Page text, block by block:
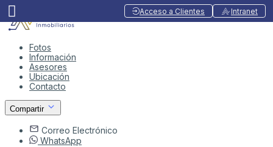
Acceso a Clientes Intranet
Fotos
Información
Asesores
Ubicación
Contacto
Compartir
Correo Electrónico
WhatsApp